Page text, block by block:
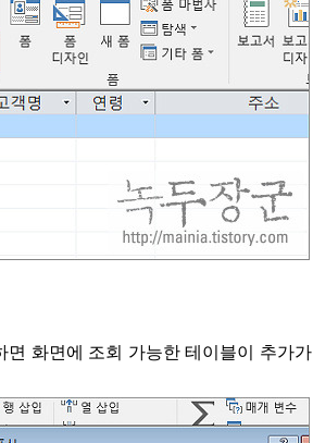
화면에 조회 가능한 테이블이 추가가